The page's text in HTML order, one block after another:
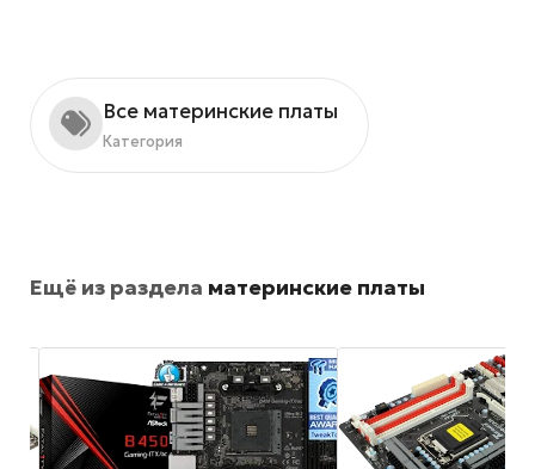
Все материнские платы
Категория
Ещё из раздела материнские платы